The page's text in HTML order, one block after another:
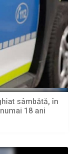
sâmbătă, în
18 ani